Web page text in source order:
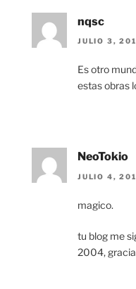
nqsc
JULIO 3,
Es otro
estas obras
NeoTokio
JULIO 4,
magico.
tu blog me
2004,